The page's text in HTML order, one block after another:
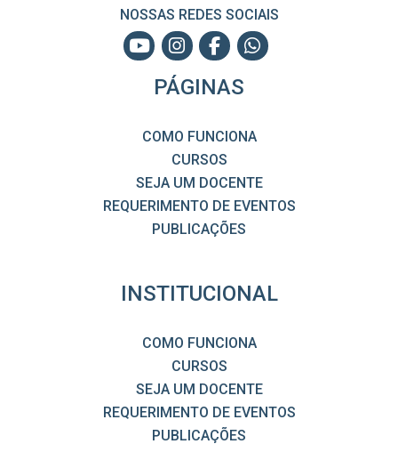
NOSSAS REDES SOCIAIS
PÁGINAS
COMO FUNCIONA
CURSOS
SEJA UM DOCENTE
REQUERIMENTO DE EVENTOS
PUBLICAÇÕES
INSTITUCIONAL
COMO FUNCIONA
CURSOS
SEJA UM DOCENTE
REQUERIMENTO DE EVENTOS
PUBLICAÇÕES